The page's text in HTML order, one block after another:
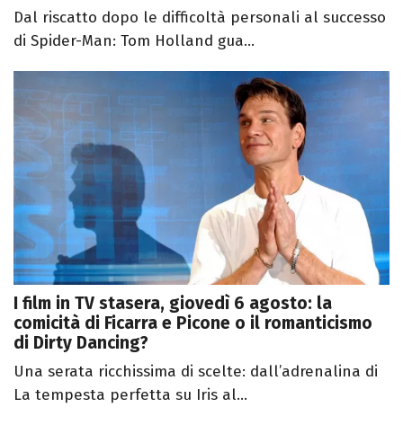
Dal riscatto dopo le difficoltà personali al successo
di Spider-Man: Tom Holland gua...
I film in TV stasera, giovedì 6 agosto: la
comicità di Ficarra e Picone o il romanticismo
di Dirty Dancing?
Una serata ricchissima di scelte: dall’adrenalina di
La tempesta perfetta su Iris al...